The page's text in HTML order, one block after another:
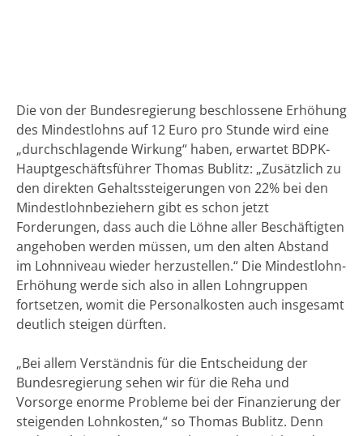
Die von der Bundesregierung beschlossene Erhöhung
des Mindestlohns auf 12 Euro pro Stunde wird eine
„durchschlagende Wirkung“ haben, erwartet BDPK-
Hauptgeschäftsführer Thomas Bublitz: „Zusätzlich zu
den direkten Gehaltssteigerungen von 22% bei den
Mindestlohnbeziehern gibt es schon jetzt
Forderungen, dass auch die Löhne aller Beschäftigten
angehoben werden müssen, um den alten Abstand
im Lohnniveau wieder herzustellen.“ Die Mindestlohn-
Erhöhung werde sich also in allen Lohngruppen
fortsetzen, womit die Personalkosten auch insgesamt
deutlich steigen dürften.
„Bei allem Verständnis für die Entscheidung der
Bundesregierung sehen wir für die Reha und
Vorsorge enorme Probleme bei der Finanzierung der
steigenden Lohnkosten,“ so Thomas Bublitz. Denn